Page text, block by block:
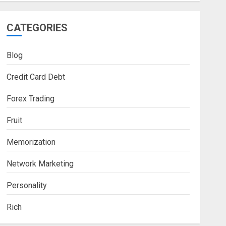
CATEGORIES
Blog
Credit Card Debt
Forex Trading
Fruit
Memorization
Network Marketing
Personality
Rich